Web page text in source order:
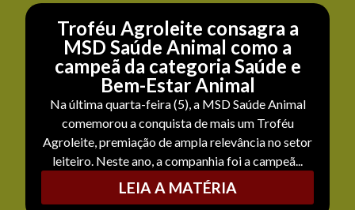
Troféu Agroleite consagra a
MSD Saúde Animal como a
campeã da categoria Saúde e
Bem-Estar Animal
Na última quarta-feira (5), a MSD Saúde Animal
comemorou a conquista de mais um Troféu
Agroleite, premiação de ampla relevância no setor
leiteiro. Neste ano, a companhia foi a campeã...
LEIA A MATÉRIA